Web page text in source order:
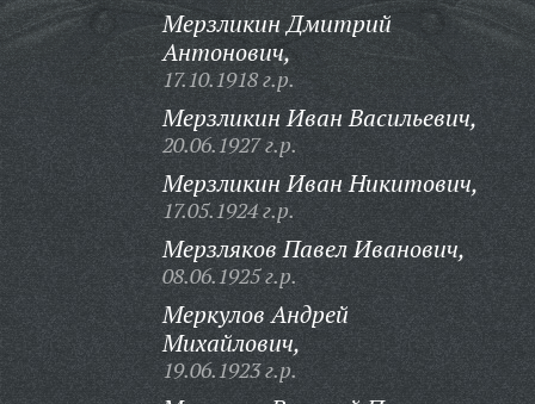
Мерзликин Дмитрий
Антонович,
17.10.1918 г.р.
Мерзликин Иван Васильевич,
20.06.1927 г.р.
Мерзликин Иван Никитович,
17.05.1924 г.р.
Мерзляков Павел Иванович,
08.06.1925 г.р.
Меркулов Андрей
Михайлович,
19.06.1923 г.р.